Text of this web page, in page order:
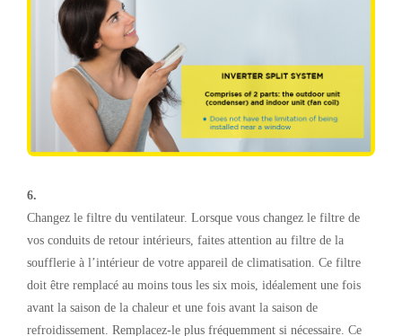
6.
Changez le filtre du ventilateur. Lorsque vous changez le filtre de
vos conduits de retour intérieurs, faites attention au filtre de la
soufflerie à l’intérieur de votre appareil de climatisation. Ce filtre
doit être remplacé au moins tous les six mois, idéalement une fois
avant la saison de la chaleur et une fois avant la saison de
refroidissement. Remplacez-le plus fréquemment si nécessaire. Ce